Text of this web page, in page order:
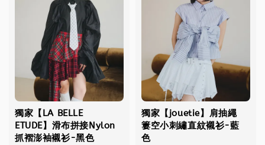
獨家【LA BELLE
ETUDE】滑布拼接Nylon
抓褶澎袖襯衫-黑色
獨家【jouetie】肩抽繩
簍空小刺繡直紋襯衫-藍
色